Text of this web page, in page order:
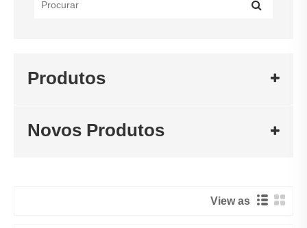
Produtos
Novos Produtos
View as